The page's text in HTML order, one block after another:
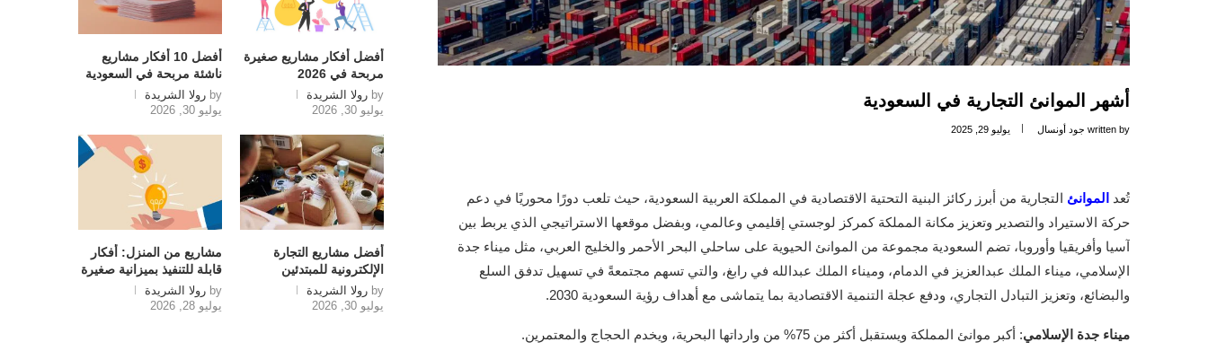
أشهر الموانئ التجارية في السعودية
written by جود أونسال يوليو 29, 2025
تُعد الموانئ التجارية من أبرز ركائز البنية التحتية الاقتصادية في المملكة العربية السعودية، حيث تلعب دورًا محوريًا في دعم
حركة الاستيراد والتصدير وتعزيز مكانة المملكة كمركز لوجستي إقليمي وعالمي، وبفضل موقعها الاستراتيجي الذي يربط بين
آسيا وأفريقيا وأوروبا، تضم السعودية مجموعة من الموانئ الحيوية على ساحلي البحر الأحمر والخليج العربي، مثل ميناء جدة
الإسلامي، ميناء الملك عبدالعزيز في الدمام، وميناء الملك عبدالله في رابغ، والتي تسهم مجتمعةً في تسهيل تدفق السلع
والبضائع، وتعزيز التبادل التجاري، ودفع عجلة التنمية الاقتصادية بما يتماشى مع أهداف رؤية السعودية 2030.
ميناء جدة الإسلامي: أكبر موانئ المملكة ويستقبل أكثر من 75% من وارداتها البحرية، ويخدم الحجاج والمعتمرين.
أفضل أفكار مشاريع صغيرة
مربحة في 2026
by رولا الشريدة
يوليو 30, 2026
أفضل 10 أفكار مشاريع
ناشئة مربحة في السعودية
by رولا الشريدة
يوليو 30, 2026
أفضل مشاريع التجارة
الإلكترونية للمبتدئين
by رولا الشريدة
يوليو 30, 2026
مشاريع من المنزل: أفكار
قابلة للتنفيذ بميزانية صغيرة
by رولا الشريدة
يوليو 28, 2026